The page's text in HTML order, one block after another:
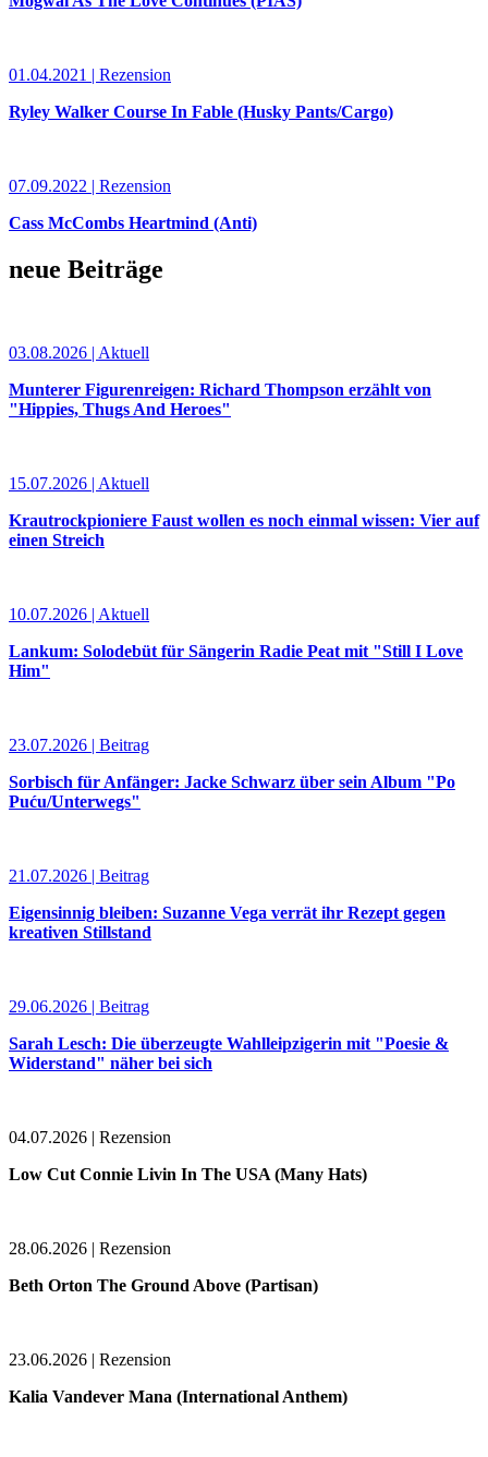
01.04.2021 | Rezension
Ryley Walker Course In Fable (Husky Pants/Cargo)
07.09.2022 | Rezension
Cass McCombs Heartmind (Anti)
neue Beiträge
03.08.2026 | Aktuell
Munterer Figurenreigen: Richard Thompson erzählt von
"Hippies, Thugs And Heroes"
15.07.2026 | Aktuell
Krautrockpioniere Faust wollen es noch einmal wissen: Vier auf
einen Streich
10.07.2026 | Aktuell
Lankum: Solodebüt für Sängerin Radie Peat mit "Still I Love
Him"
23.07.2026 | Beitrag
Sorbisch für Anfänger: Jacke Schwarz über sein Album "Po
Puću/Unterwegs"
21.07.2026 | Beitrag
Eigensinnig bleiben: Suzanne Vega verrät ihr Rezept gegen
kreativen Stillstand
29.06.2026 | Beitrag
Sarah Lesch: Die überzeugte Wahlleipzigerin mit "Poesie &
Widerstand" näher bei sich
04.07.2026 | Rezension
Low Cut Connie Livin In The USA (Many Hats)
28.06.2026 | Rezension
Beth Orton The Ground Above (Partisan)
23.06.2026 | Rezension
Kalia Vandever Mana (International Anthem)